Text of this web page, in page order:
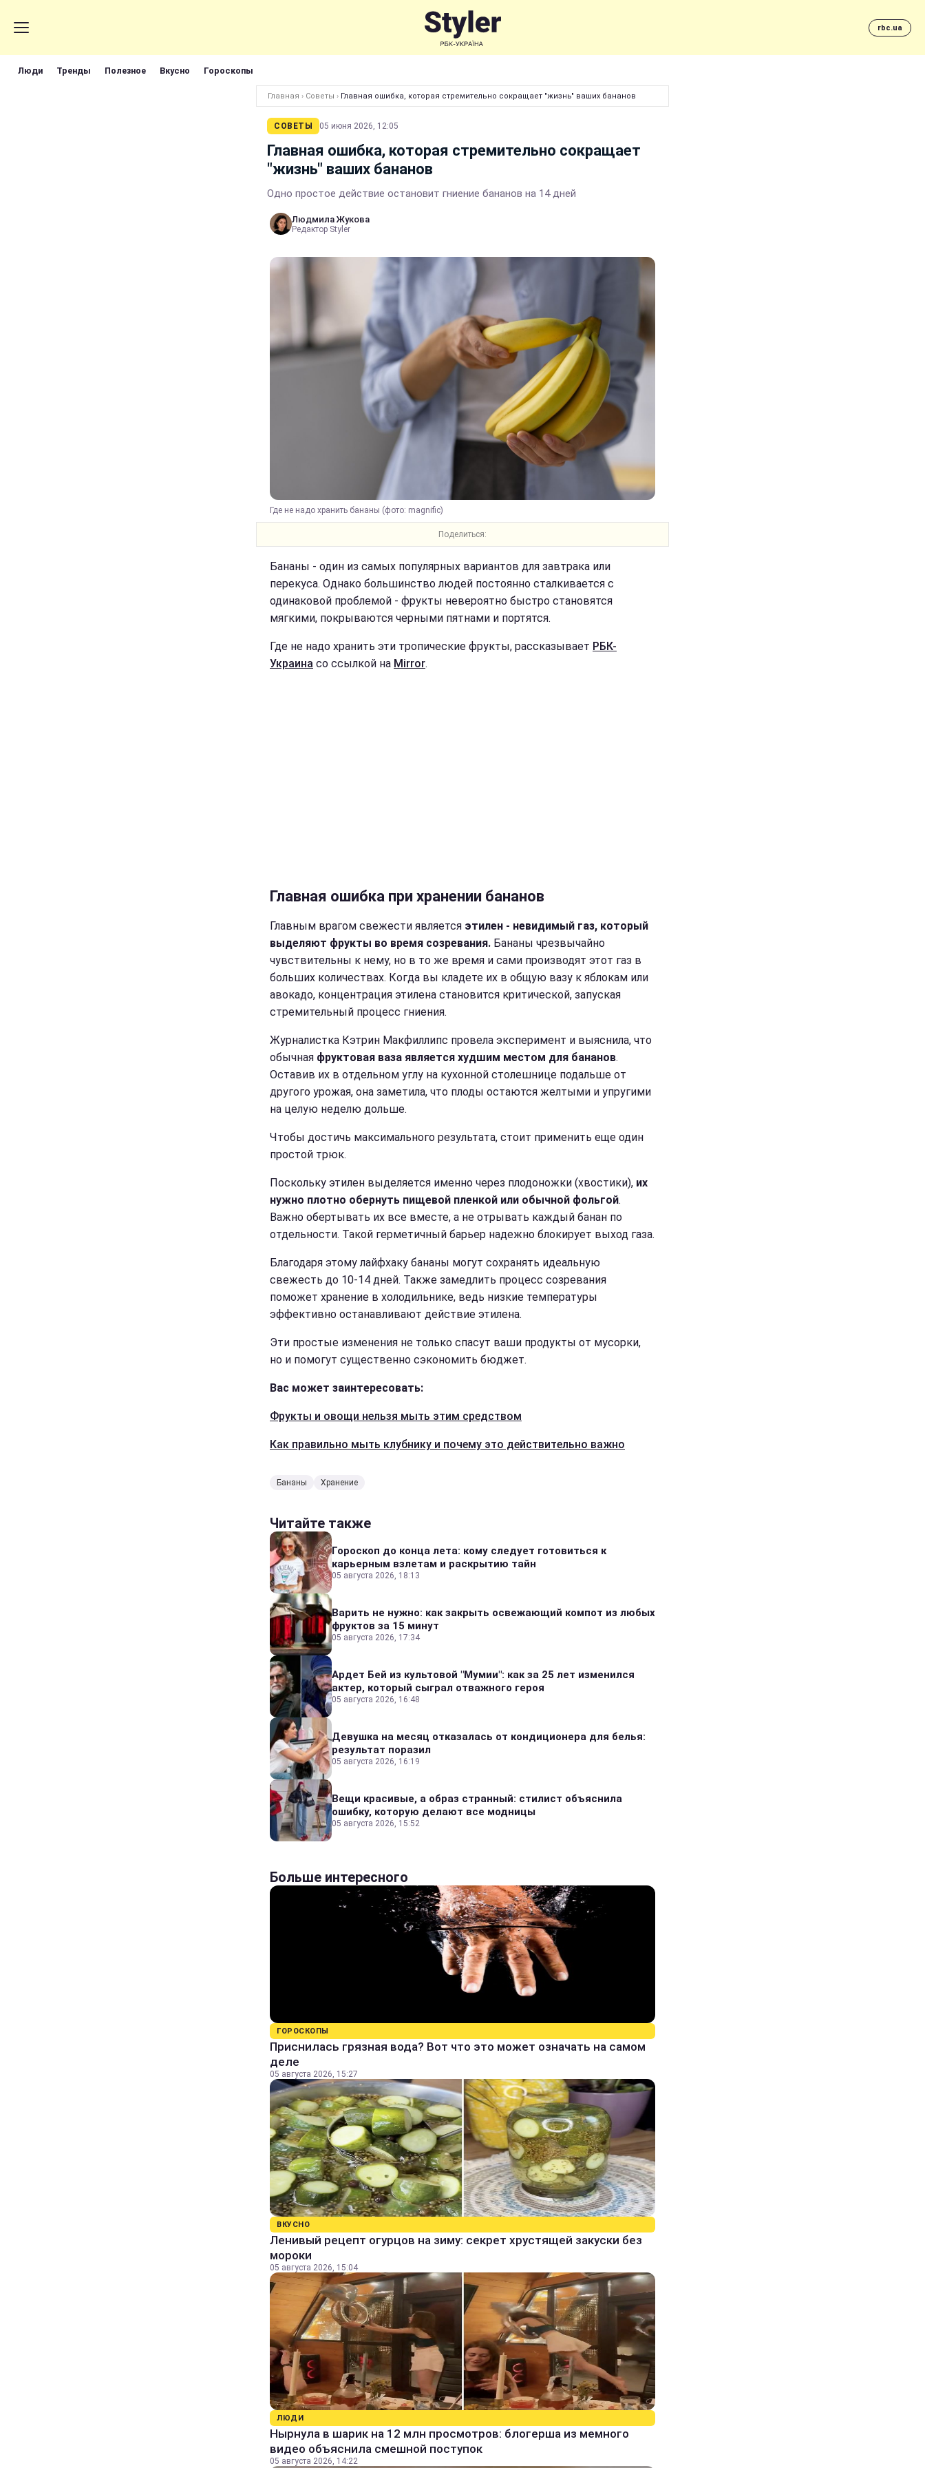
rbc.ua
Люди Тренды Полезное Вкусно Гороскопы
Главная › Советы › Главная ошибка, которая стремительно сокращает "жизнь" ваших бананов
СОВЕТЫ 05 июня 2026, 12:05
Главная ошибка, которая стремительно сокращает
"жизнь" ваших бананов
Одно простое действие остановит гниение бананов на 14 дней
Людмила Жукова
Редактор Styler
Где не надо хранить бананы (фото: magnific)
Поделиться:
Бананы - один из самых популярных вариантов для завтрака или
перекуса. Однако большинство людей постоянно сталкивается с
одинаковой проблемой - фрукты невероятно быстро становятся
мягкими, покрываются черными пятнами и портятся.
Где не надо хранить эти тропические фрукты, рассказывает РБК-
Украина со ссылкой на Mirror.
Главная ошибка при хранении бананов
Главным врагом свежести является этилен - невидимый газ, который
выделяют фрукты во время созревания. Бананы чрезвычайно
чувствительны к нему, но в то же время и сами производят этот газ в
больших количествах. Когда вы кладете их в общую вазу к яблокам или
авокадо, концентрация этилена становится критической, запуская
стремительный процесс гниения.
Журналистка Кэтрин Макфиллипс провела эксперимент и выяснила, что
обычная фруктовая ваза является худшим местом для бананов.
Оставив их в отдельном углу на кухонной столешнице подальше от
другого урожая, она заметила, что плоды остаются желтыми и упругими
на целую неделю дольше.
Чтобы достичь максимального результата, стоит применить еще один
простой трюк.
Поскольку этилен выделяется именно через плодоножки (хвостики), их
нужно плотно обернуть пищевой пленкой или обычной фольгой.
Важно обертывать их все вместе, а не отрывать каждый банан по
отдельности. Такой герметичный барьер надежно блокирует выход газа.
Благодаря этому лайфхаку бананы могут сохранять идеальную
свежесть до 10-14 дней. Также замедлить процесс созревания
поможет хранение в холодильнике, ведь низкие температуры
эффективно останавливают действие этилена.
Эти простые изменения не только спасут ваши продукты от мусорки,
но и помогут существенно сэкономить бюджет.
Вас может заинтересовать:
Фрукты и овощи нельзя мыть этим средством
Как правильно мыть клубнику и почему это действительно важно
Бананы Хранение
Читайте также
Гороскоп до конца лета: кому следует готовиться к
карьерным взлетам и раскрытию тайн
05 августа 2026, 18:13
Варить не нужно: как закрыть освежающий компот из любых
фруктов за 15 минут
05 августа 2026, 17:34
Ардет Бей из культовой "Мумии": как за 25 лет изменился
актер, который сыграл отважного героя
05 августа 2026, 16:48
Девушка на месяц отказалась от кондиционера для белья:
результат поразил
05 августа 2026, 16:19
Вещи красивые, а образ странный: стилист объяснила
ошибку, которую делают все модницы
05 августа 2026, 15:52
Больше интересного
ГОРОСКОПЫ
Приснилась грязная вода? Вот что это может означать на самом
деле
05 августа 2026, 15:27
ВКУСНО
Ленивый рецепт огурцов на зиму: секрет хрустящей закуски без
мороки
05 августа 2026, 15:04
ЛЮДИ
Нырнула в шарик на 12 млн просмотров: блогерша из мемного
видео объяснила смешной поступок
05 августа 2026, 14:22